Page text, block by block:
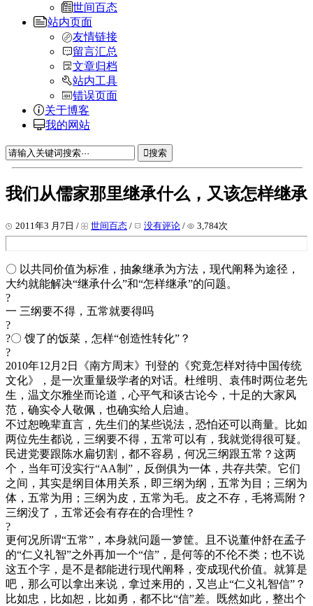
世间百态
站内页面
友情链接
留言汇总
文章归档
站内工具
错误页面
关于博客
我的网站
搜索
我们从儒家那里继承什么，又该怎样继承
2011年3 月7日 / 世间百态 / 没有评论 / 3,784次
〇 以共同价值为标准，抽象继承为方法，现代阐释为途径，
大约就能解决“继承什么”和“怎样继承”的问题。
?
一 三纲要不得，五常就要得吗
?
?〇 馊了的饭菜，怎样“创造性转化”？
?
2010年12月2日《南方周末》刊登的《究竟怎样对待中国传统
文化》，是一次重量级学者的对话。杜维明、袁伟时两位老先
生，温文尔雅坐而论道，心平气和谈古论今，十足的大家风
范，确实令人敬佩，也确实给人启迪。
不过恕晚辈直言，先生们的某些说法，恐怕还可以商量。比如
两位先生都说，三纲要不得，五常可以有，我就觉得很可疑。
民进党要跟陈水扁切割，都不容易，何况三纲跟五常？这两
个，当年可没实行“AA制”，反倒俱为一体，共存共荣。它们
之间，其实是纲目体用关系，即三纲为纲，五常为目；三纲为
体，五常为用；三纲为皮，五常为毛。皮之不存，毛将焉附？
三纲没了，五常还会有存在的合理性？
?
更何况所谓“五常”，本身就问题一箩筐。且不说董仲舒在孟子
的“仁义礼智”之外再加一个“信”，是何等的不伦不类；也不说
这五个字，是不是都能进行现代阐释，变成现代价值。就算是
吧，那么可以拿出来说，拿过来用的，又岂止“仁义礼智信”？
比如忠，比如恕，比如勇，都不比“信”差。既然如此，整出个